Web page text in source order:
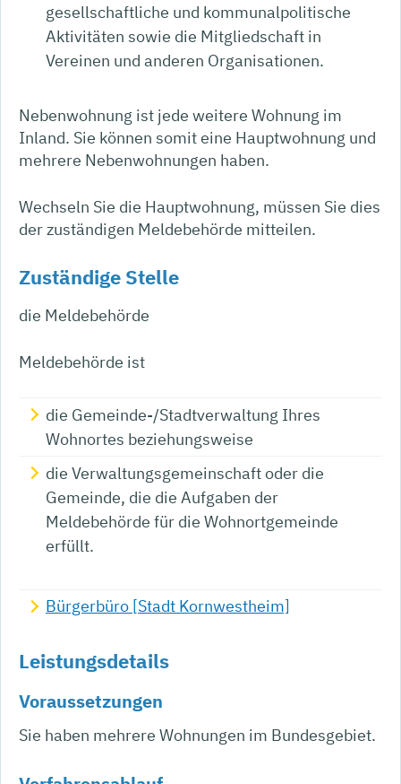
gesellschaftliche und kommunalpolitische
Aktivitäten sowie die Mitgliedschaft in
Vereinen und anderen Organisationen.
Nebenwohnung ist jede weitere Wohnung im
Inland. Sie können somit eine Hauptwohnung und
mehrere Nebenwohnungen haben.
Wechseln Sie die Hauptwohnung, müssen Sie dies
der zuständigen Meldebehörde mitteilen.
Zuständige Stelle
die Meldebehörde
Meldebehörde ist
die Gemeinde-/Stadtverwaltung Ihres
Wohnortes beziehungsweise
die Verwaltungsgemeinschaft oder die
Gemeinde, die die Aufgaben der
Meldebehörde für die Wohnortgemeinde
erfüllt.
Bürgerbüro [Stadt Kornwestheim]
Leistungsdetails
Voraussetzungen
Sie haben mehrere Wohnungen im Bundesgebiet.